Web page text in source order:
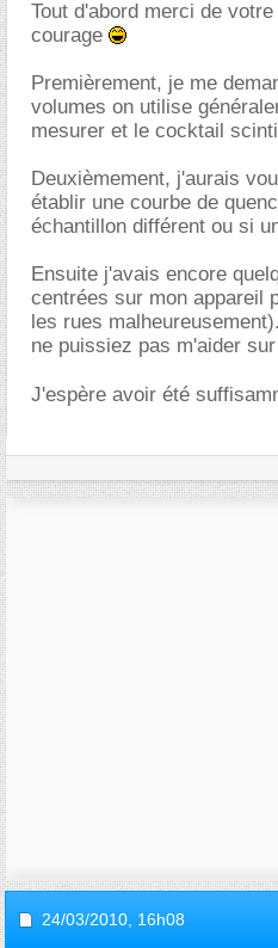
Tout d'abord merci de
courage
Premièrement, je me
volumes on utilise
mesurer et le cocktail
Deuxièmement, j'aurais
établir une courbe de
échantillon différent ou si
Ensuite j'avais encore
centrées sur mon appareil
les rues
ne puissiez pas m'aider
J'espère avoir été
24/03/2010, 16h08